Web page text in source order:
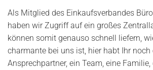
Als Mitglied des Einkaufsverbandes
haben wir Zugriff auf ein großes
können somit genauso schnell liefern,
charmante bei uns ist, hier habt Ihr noch
Ansprechpartner, ein Team, eine